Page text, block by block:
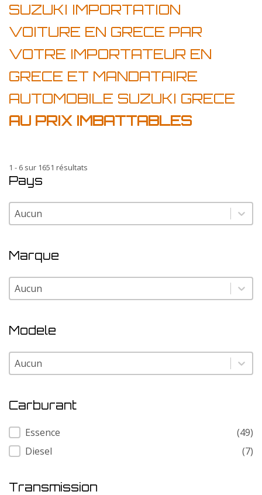
SUZUKI IMPORTATION
VOITURE EN GRECE PAR
VOTRE IMPORTATEUR EN
GRECE ET MANDATAIRE
AUTOMOBILE SUZUKI GRECE
AU PRIX IMBATTABLES
1 - 6 sur 1651 résultats
Pays
Pays
Pays
Marque
Marque
Marque
Modele
Modele
Modele
Carburant
Carburant
Essence
(49)
Diesel
(7)
Transmission